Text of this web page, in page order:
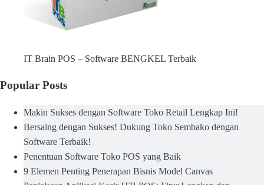
IT Brain POS – Software BENGKEL Terbaik
Popular Posts
Makin Sukses dengan Software Toko Retail Lengkap Ini!
Bersaing dengan Sukses! Dukung Toko Sembako dengan
Software Terbaik!
Penentuan Software Toko POS yang Baik
9 Elemen Penting Penerapan Bisnis Model Canvas